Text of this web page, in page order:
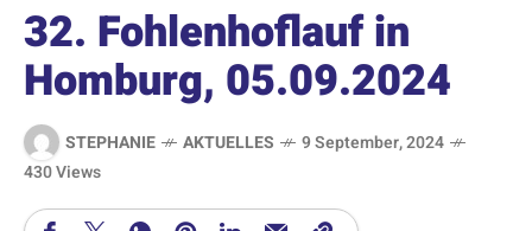
32. Fohlenhoflauf in
Homburg, 05.09.2024
STEPHANIE AKTUELLES
9 September, 2024
430 Views